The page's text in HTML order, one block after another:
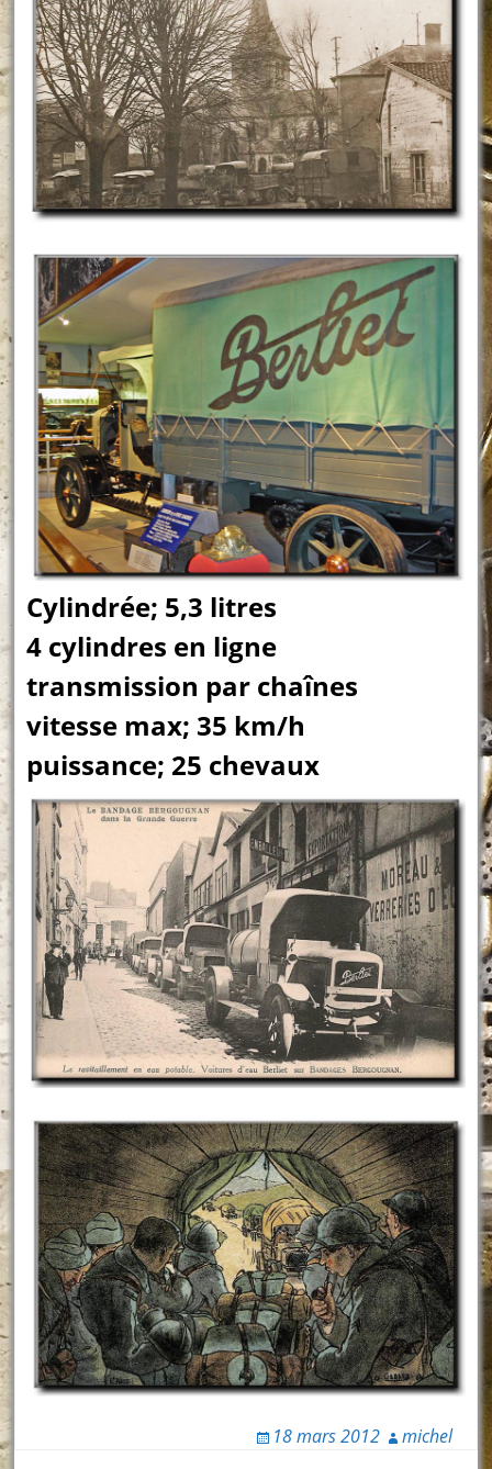
Cylindrée; 5,3 litres
4 cylindres en ligne
transmission par chaînes
vitesse max; 35 km/h
puissance; 25 chevaux
18 mars 2012 michel